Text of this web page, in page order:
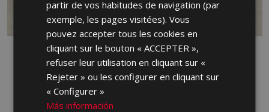
PETRALAVA ANTID
MARFIL 90 X 90
JEM670 | 90x90
Ajouter aux favoris
PETRALAVA MARFIL
LAPPATO 90 X 90
JKN670 | 90x90
partir de vos habitudes de navigation (par
exemple, les pages visitées). Vous
pouvez accepter tous les cookies en
cliquant sur le bouton « ACCEPTER »,
refuser leur utilisation en cliquant sur «
Rejeter » ou les configurer en cliquant sur
« Configurer »
Más información